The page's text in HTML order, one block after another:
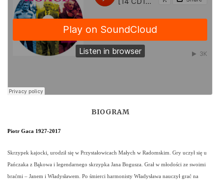
BIOGRAM
Piotr Gaca 1927-2017
Skrzypek kajocki, urodził się w Przystałowicach Małych w Radomskim. Gry uczył się u
Pańczaka z Bąkowa i legendarnego skrzypka Jana Bogusza. Grał w młodości ze swoimi
braćmi – Janem i Władysławem. Po śmierci harmonisty Władysława nauczył grać na